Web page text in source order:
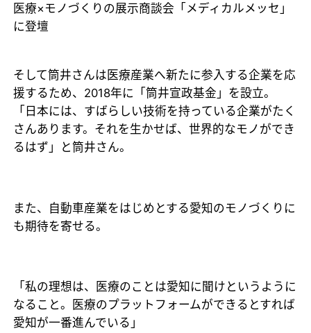
医療×モノづくりの展示商談会「メディカルメッセ」
に登壇
そして筒井さんは医療産業へ新たに参入する企業を応
援するため、2018年に「筒井宣政基金」を設立。
「日本には、すばらしい技術を持っている企業がたく
さんあります。それを生かせば、世界的なモノができ
るはず」と筒井さん。
また、自動車産業をはじめとする愛知のモノづくりに
も期待を寄せる。
「私の理想は、医療のことは愛知に聞けというように
なること。医療のプラットフォームができるとすれば
愛知が一番進んでいる」